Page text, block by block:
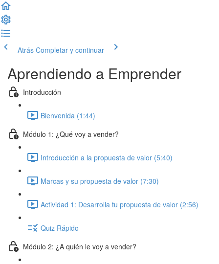
Atrás Completar y continuar
Aprendiendo a Emprender
Introducción
Bienvenida (1:44)
Módulo 1: ¿Qué voy a vender?
Introducción a la propuesta de valor (5:40)
Marcas y su propuesta de valor (7:30)
Actividad 1: Desarrolla tu propuesta de valor (2:56)
Quiz Rápido
Módulo 2: ¿A quién le voy a vender?